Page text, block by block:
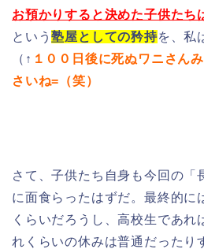
お預かりすると決めた子供たち
という塾屋としての矜持を、私
（↑ １００日後に死ぬワニさん
さいね=（笑）
さて、子供たち自身も今回の「
に面食らったはずだ。最終的に
くらいだろうし、高校生であれ
れくらいの休みは普通だったり